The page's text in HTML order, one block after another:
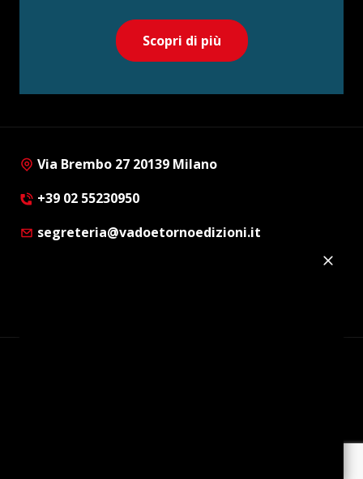
Scopri di più
Via Brembo 27 20139 Milano
+39 02 55230950
segreteria@vadoetornoedizioni.it